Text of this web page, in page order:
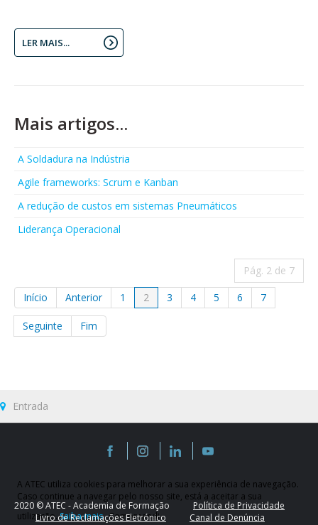
LER MAIS...
Mais artigos...
A Soldadura na Indústria
Agile frameworks: Scrum e Kanban
A redução de custos em sistemas Pneumáticos
Liderança Operacional
Pág. 2 de 7
Início
Anterior 1 2 3 4 5 6 7
Seguinte Fim
Entrada
A ATEC utiliza cookies para melhorar a sua experiência de navegação.
Caso continue a navegar pelo nosso site, está a aceitar a sua
utilização. Saiba mais Compreendi
2020 © ATEC - Academia de Formação
Política de Privacidade
Livro de Reclamações Eletrónico
Canal de Denúncia